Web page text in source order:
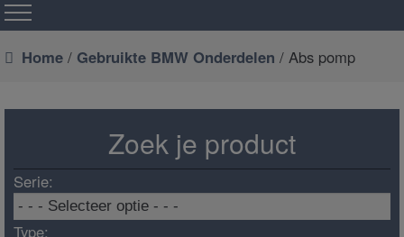
Home / Gebruikte BMW Onderdelen / Abs pomp
Zoek je product
Serie:
Type: